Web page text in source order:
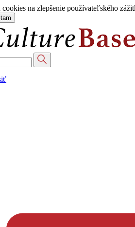
na zlepšenie používateľského